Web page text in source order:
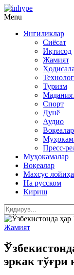
Menu
Янгиликлар
Сиёсат
Иқтисод
Жамият
Туризм
Спорт
Дунё
Аудио
Воқеалар
Пресс-
Муҳокамалар
Воқеалар
Махсус
На русском
Кириш
Жамият
эркак тўғри